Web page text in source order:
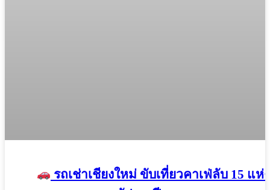
รถเช่าเชียงใหม่ ขับเที่ยวคาเฟ่ลับ 15 แห่ง